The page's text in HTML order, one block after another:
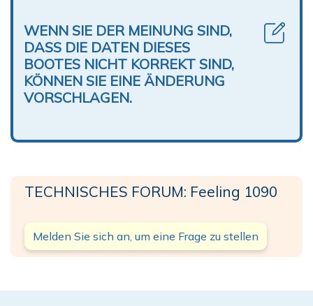
WENN SIE DER MEINUNG SIND,
DASS DIE DATEN DIESES
BOOTES NICHT KORREKT SIND,
KÖNNEN SIE EINE ÄNDERUNG
VORSCHLAGEN.
TECHNISCHES FORUM: Feeling 1090
Melden Sie sich an, um eine Frage zu stellen